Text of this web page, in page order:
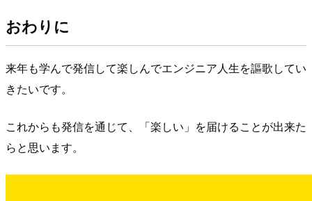
おわりに
来年も学んで発信して楽しんでエンジニア人生を謳歌してい
きたいです。
これからも発信を通じて、「楽しい」を届けることが出来た
らと思います。